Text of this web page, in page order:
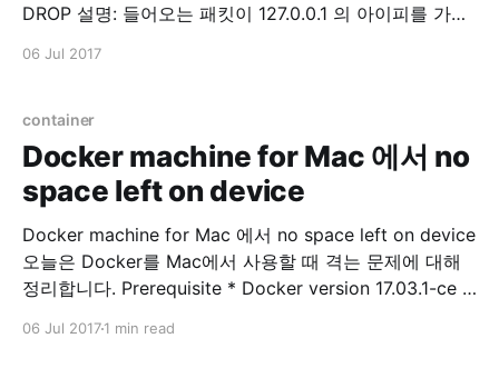
DROP 설명: 들어오는 패킷이 127.0.0.1 의 아이피를 가지
06 Jul 2017
container
Docker machine for Mac 에서 no
space left on device
Docker machine for Mac 에서 no space left on device
오늘은 Docker를 Mac에서 사용할 때 격는 문제에 대해
정리합니다. Prerequisite * Docker version 17.03.1-ce *
06 Jul 20171 min read